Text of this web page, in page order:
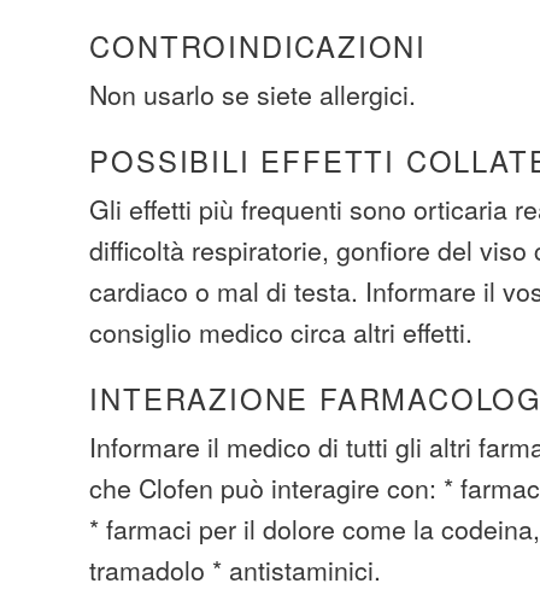
CONTROINDICAZIONI
Non usarlo se siete allergici.
POSSIBILI EFFETTI
Gli effetti più frequenti sono orticaria
difficoltà respiratorie, gonfiore del viso
cardiaco o mal di testa. Informare il
consiglio medico circa altri effetti.
INTERAZIONE
Informare il medico di tutti gli altri
che Clofen può interagire con: *
* farmaci per il dolore come la
tramadolo * antistaminici.